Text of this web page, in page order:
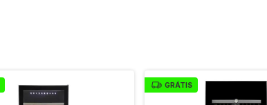
GRÁTIS